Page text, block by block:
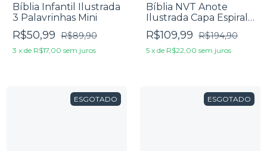
Bíblia Infantil Ilustrada
3 Palavrinhas Mini
R$50,99 R$89,90
3 x de R$17,00 sem juros
Bíblia NVT Anote
Ilustrada Capa Espiral
Flores Para Você
R$109,99 R$194,90
5 x de R$22,00 sem juros
ESGOTADO ESGOTADO